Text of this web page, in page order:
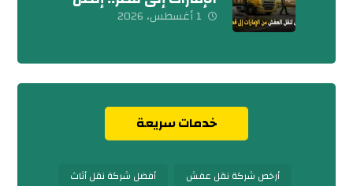
بنا الآن
1 أغسطس، 2026
خدمات سريعة
أرخص شركة نقل عفش
أفضل شركة نقل أثاث